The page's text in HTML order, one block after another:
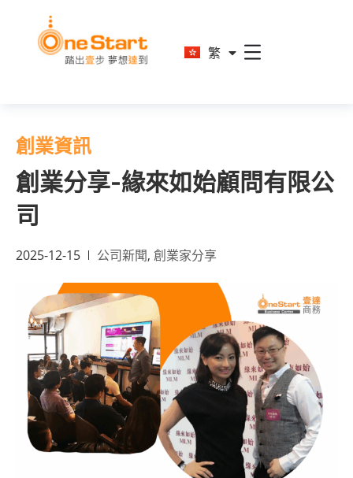
繁
简
創業資訊
創業分享-緣來如始顧問有限公
司
2025-12-15 公司新聞, 創業家分享